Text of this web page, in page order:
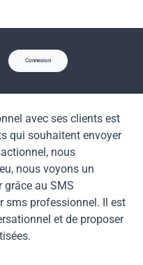
Connexion
avec ses clients est
qui souhaitent envoyer
nous
nous voyons un
grâce au SMS
sms professionnel. Il est
et de proposer